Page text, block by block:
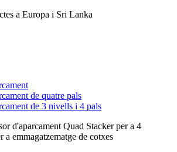
de quatre pals
de 3 nivells i 4 pals